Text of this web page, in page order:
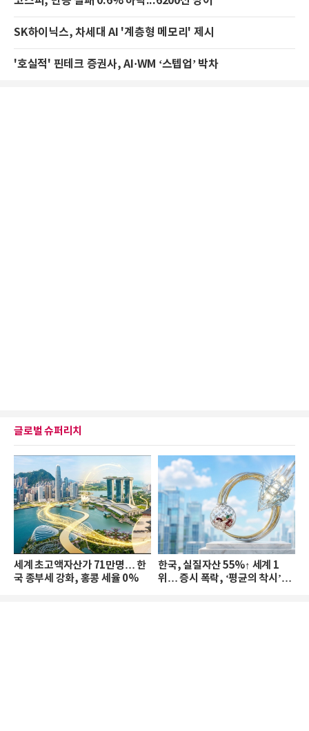
SK하이닉스, 차세대 AI '계층형 메모리' 제시
'호실적' 핀테크 증권사, AI·WM ‘스텝업’ 박차
글로벌 슈퍼리치
세계 초고액자산가 71만명… 한
국 종부세 강화, 홍콩 세율 0%
한국, 실질자산 55%↑ 세계 1
위… 증시 폭락, ‘평균의 착시’와